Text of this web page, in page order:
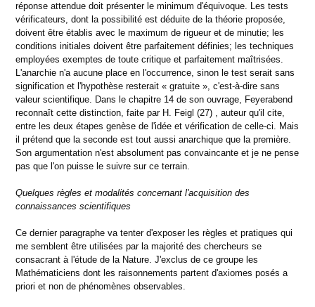
réponse attendue doit présenter le minimum d'équivoque. Les tests
vérificateurs, dont la possibilité est déduite de la théorie proposée,
doivent être établis avec le maximum de rigueur et de minutie; les
conditions initiales doivent être parfaitement définies; les techniques
employées exemptes de toute critique et parfaitement maîtrisées.
L'anarchie n'a aucune place en l'occurrence, sinon le test serait sans
signification et l'hypothèse resterait « gratuite », c'est-à-dire sans
valeur scientifique. Dans le chapitre 14 de son ouvrage, Feyerabend
reconnaît cette distinction, faite par H. Feigl (27) , auteur qu'il cite,
entre les deux étapes genèse de l'idée et vérification de celle-ci. Mais
il prétend que la seconde est tout aussi anarchique que la première.
Son argumentation n'est absolument pas convaincante et je ne pense
pas que l'on puisse le suivre sur ce terrain.
Quelques règles et modalités concernant l'acquisition des
connaissances scientifiques
Ce dernier paragraphe va tenter d'exposer les règles et pratiques qui
me semblent être utilisées par la majorité des chercheurs se
consacrant à l'étude de la Nature. J'exclus de ce groupe les
Mathématiciens dont les raisonnements partent d'axiomes posés a
priori et non de phénomènes observables.